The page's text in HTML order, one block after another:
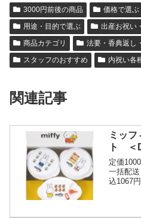
3000円前後の商品 価格で選ぶ
用途・目的で選ぶ
出産お祝い
商品カテゴリ
法要・香典返し
スタッフのおすすめ
内祝い各
関連記事
ミッ
ト ＜
定価
一括配
込1067